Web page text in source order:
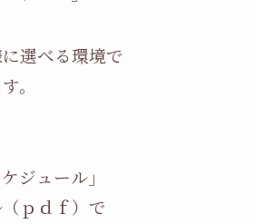
選べる環境で
。
ジュール」
ｐｄｆ）で